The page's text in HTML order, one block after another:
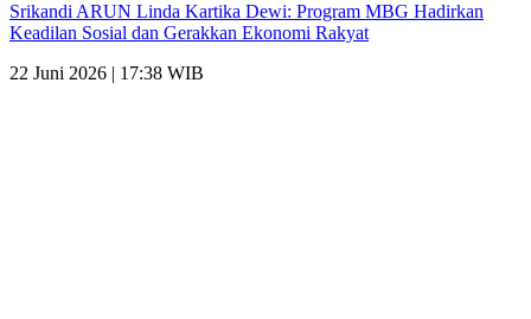
Srikandi ARUN Linda Kartika Dewi: Program MBG Hadirkan
Keadilan Sosial dan Gerakkan Ekonomi Rakyat
22 Juni 2026 | 17:38 WIB